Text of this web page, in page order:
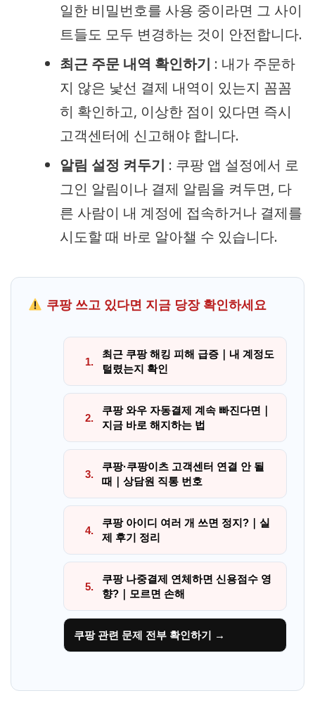
일한 비밀번호를 사용 중이라면 그 사이
트들도 모두 변경하는 것이 안전합니다.
최근 주문 내역 확인하기 : 내가 주문하
지 않은 낯선 결제 내역이 있는지 꼼꼼
히 확인하고, 이상한 점이 있다면 즉시
고객센터에 신고해야 합니다.
알림 설정 켜두기 : 쿠팡 앱 설정에서 로
그인 알림이나 결제 알림을 켜두면, 다
른 사람이 내 계정에 접속하거나 결제를
시도할 때 바로 알아챌 수 있습니다.
쿠팡 쓰고 있다면 지금 당장 확인하세요
1.
최근 쿠팡 해킹 피해 급증｜내 계정도
털렸는지 확인
2.
쿠팡 와우 자동결제 계속 빠진다면｜
지금 바로 해지하는 법
3.
쿠팡·쿠팡이츠 고객센터 연결 안 될
때｜상담원 직통 번호
4.
쿠팡 아이디 여러 개 쓰면 정지?｜실
제 후기 정리
5.
쿠팡 나중결제 연체하면 신용점수 영
향?｜모르면 손해
쿠팡 관련 문제 전부 확인하기 →